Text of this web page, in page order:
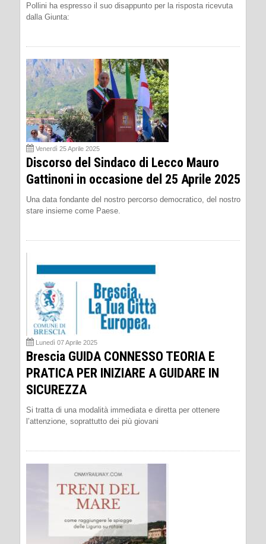
Pollini ha espresso il suo disappunto per la risposta ricevuta
dalla Giunta:
Venerdì 25 Aprile 2025
Discorso del Sindaco di Lecco Mauro
Gattinoni in occasione del 25 Aprile 2025
Una data fondante del nostro percorso democratico, del nostro
stare insieme come Paese.
Lunedì 07 Aprile 2025
Brescia GUIDA CONNESSO TEORIA E
PRATICA PER INIZIARE A GUIDARE IN
SICUREZZA
Si tratta di una modalità immediata e diretta per ottenere
l’attenzione, soprattutto dei più giovani